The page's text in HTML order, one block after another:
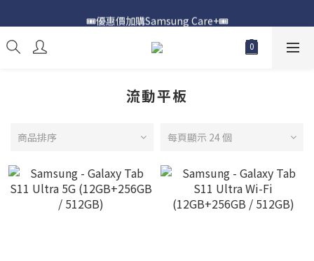
📍購買Samsung Galaxy S25📍
🎟️優惠價加購Samsung Care+🎟️
📍購買Samsung Galaxy S25📍
流動平板
商品排序 每頁顯示 24 個